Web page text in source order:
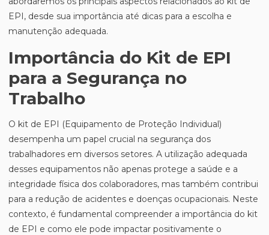
EPI, desde sua importância até dicas para a escolha e
manutenção adequada.
Importância do Kit de EPI
para a Segurança no
Trabalho
O kit de EPI (Equipamento de Proteção Individual)
desempenha um papel crucial na segurança dos
trabalhadores em diversos setores. A utilização adequada
desses equipamentos não apenas protege a saúde e a
integridade física dos colaboradores, mas também contribui
para a redução de acidentes e doenças ocupacionais. Neste
contexto, é fundamental compreender a importância do kit
de EPI e como ele pode impactar positivamente o